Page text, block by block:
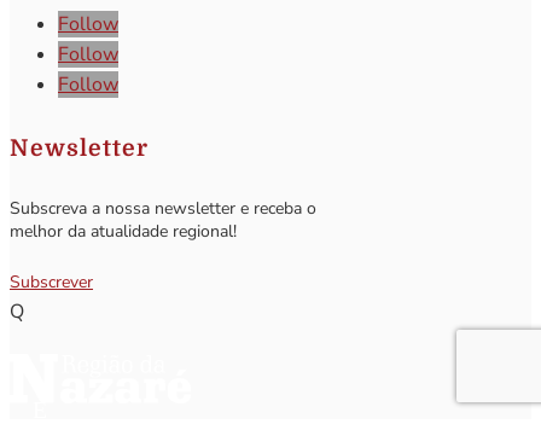
Follow
Follow
Follow
Newsletter
Subscreva a nossa newsletter e receba o
melhor da atualidade regional!
Subscrever
Q